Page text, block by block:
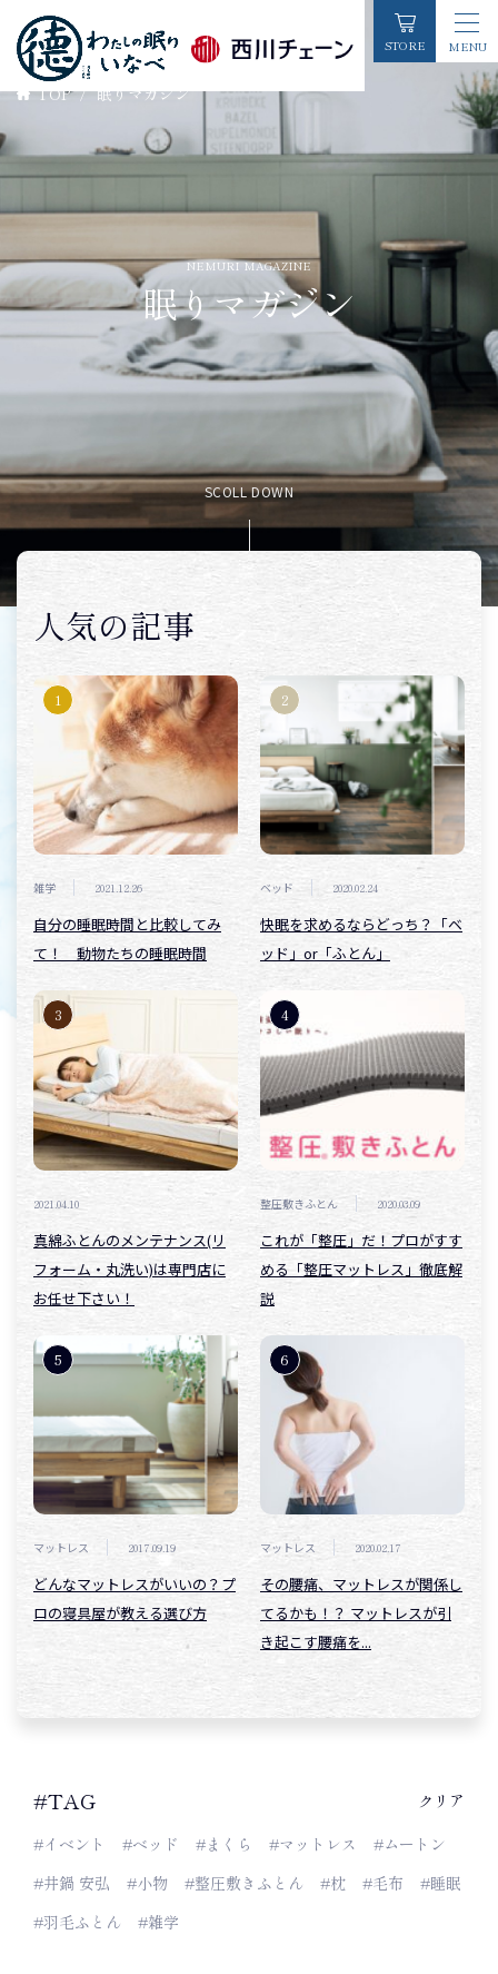
STORE MENU
TOP / 眠りマガジン
NEMURI MAGAZINE
眠りマガジン
SCOLL DOWN
人気の記事
雑学 2021.12.26
自分の睡眠時間と比較してみ
て！ 動物たちの睡眠時間
ベッド 2020.02.24
快眠を求めるならどっち？「ベ
ッド」or「ふとん」
2021.04.10
真綿ふとんのメンテナンス(リ
フォーム・丸洗い)は専門店に
お任せ下さい！
整圧敷きふとん 2020.03.09
これが「整圧」だ！プロがすす
める「整圧マットレス」徹底解
説
マットレス 2017.09.19
どんなマットレスがいいの？プ
ロの寝具屋が教える選び方
マットレス 2020.02.17
その腰痛、マットレスが関係し
てるかも！？ マットレスが引
き起こす腰痛を...
#TAG
クリア
#イベント
#ベッド #まくら #マットレス
#ムートン
#井鍋 安弘
#小物 #整圧敷きふとん #枕 #毛布
#睡眠
#羽毛ふとん
#雑学
店舗情報
睡眠コラム
お客様の声
商品カテゴリーから探す
取り扱いブランドから探す
オーダーメイドについて
よくあるご質問
メンテナンスについて
企業情報
プライバシーポリシー
Copyright © 2021 わたしの眠りいなべ . All rights reserved.